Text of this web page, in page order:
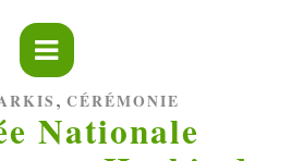
, CÉRÉMONIE
Nationale